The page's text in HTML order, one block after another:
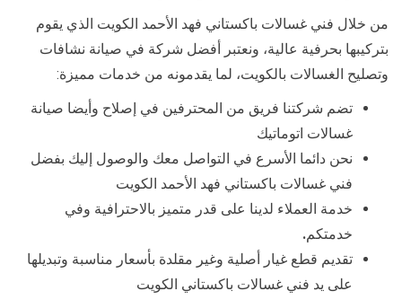
من خلال فني غسالات باكستاني فهد الأحمد الكويت الذي يقوم
بتركيبها بحرفية عالية، ونعتبر أفضل شركة في صيانة نشافات
وتصليح الغسالات بالكويت، لما يقدمونه من خدمات مميزة:
تضم شركتنا فريق من المحترفين في إصلاح وأيضا صيانة
غسالات اتوماتيك
نحن دائما الأسرع في التواصل معك والوصول إليك بفضل
فني غسالات باكستاني فهد الأحمد الكويت
خدمة العملاء لدينا على قدر متميز بالاحترافية وفي
خدمتكم.
تقديم قطع غيار أصلية وغير مقلدة بأسعار مناسبة وتبديلها
على يد فني غسالات باكستاني الكويت